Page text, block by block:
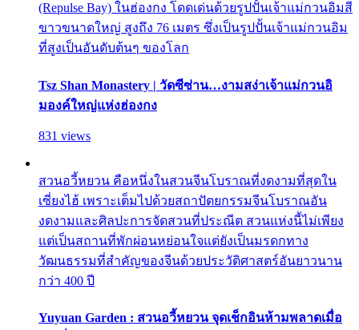
(Repulse Bay) ในฮ่องกง โดดเด่นด้วยรูปปั้นเจ้าแม่กวนอิมสี
ขาวขนาดใหญ่ สูงถึง 76 เมตร ซึ่งเป็นรูปปั้นเจ้าแม่กวนอิม
ที่สูงเป็นอันดับต้นๆ ของโลก
Tsz Shan Monastery | วัดซีซ่าน…งามสง่าเจ้าแม่กวนอิ
มองค์ใหญ่แห่งฮ่องกง
831 views
สวนอวี้หยวน คือหนึ่งในสวนจีนโบราณที่งดงามที่สุดใน
เซี่ยงไฮ้ เพราะเต็มไปด้วยสถาปัตยกรรมจีนโบราณอัน
งดงามและศิลปะการจัดสวนที่ประณีต สวนแห่งนี้ไม่เพียง
แต่เป็นสถานที่พักผ่อนหย่อนใจแต่ยังเป็นมรดกทาง
วัฒนธรรมที่สำคัญของจีนด้วยประวัติศาสตร์อันยาวนาน
กว่า 400 ปี
Yuyuan Garden : สวนอวี้หยวน จุดเช็กอินห้ามพลาดเมื่อ